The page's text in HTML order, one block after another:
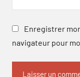
Enregistrer
navigateur pour